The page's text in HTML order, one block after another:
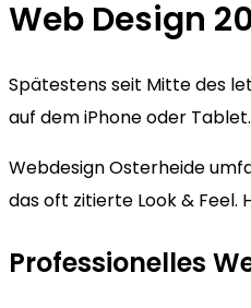
Web Design
Spätestens seit Mitte des
auf dem iPhone oder
Webdesign Osterheide
das oft zitierte Look & Feel.
Professionelles